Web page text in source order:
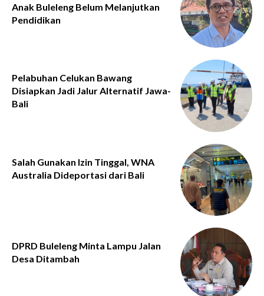
Anak Buleleng Belum Melanjutkan
Pendidikan
Pelabuhan Celukan Bawang
Disiapkan Jadi Jalur Alternatif Jawa-
Bali
Salah Gunakan Izin Tinggal, WNA
Australia Dideportasi dari Bali
DPRD Buleleng Minta Lampu Jalan
Desa Ditambah